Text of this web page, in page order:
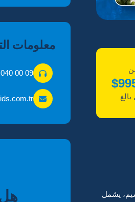
$
في فندق 4 نجوم بمنطقة تقسيم، يشمل
معلومات
00 09